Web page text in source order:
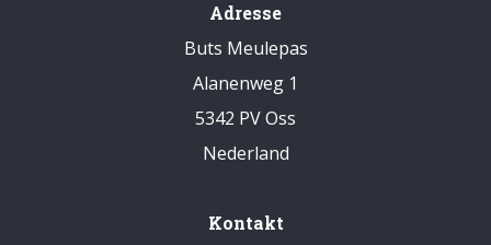
Adresse
Buts Meulepas
Alanenweg 1
5342 PV Oss
Nederland
Kontakt